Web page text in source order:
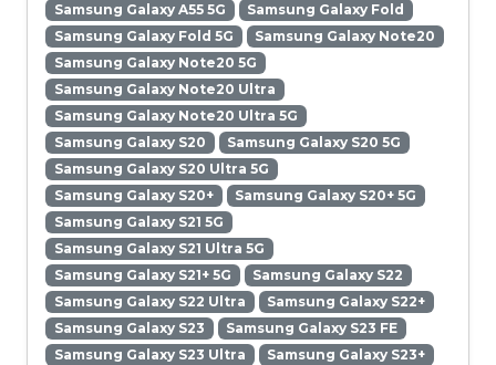
Samsung Galaxy A55 5G
Samsung Galaxy Fold
Samsung Galaxy Fold 5G
Samsung Galaxy Note20
Samsung Galaxy Note20 5G
Samsung Galaxy Note20 Ultra
Samsung Galaxy Note20 Ultra 5G
Samsung Galaxy S20
Samsung Galaxy S20 5G
Samsung Galaxy S20 Ultra 5G
Samsung Galaxy S20+
Samsung Galaxy S20+ 5G
Samsung Galaxy S21 5G
Samsung Galaxy S21 Ultra 5G
Samsung Galaxy S21+ 5G
Samsung Galaxy S22
Samsung Galaxy S22 Ultra
Samsung Galaxy S22+
Samsung Galaxy S23
Samsung Galaxy S23 FE
Samsung Galaxy S23 Ultra
Samsung Galaxy S23+